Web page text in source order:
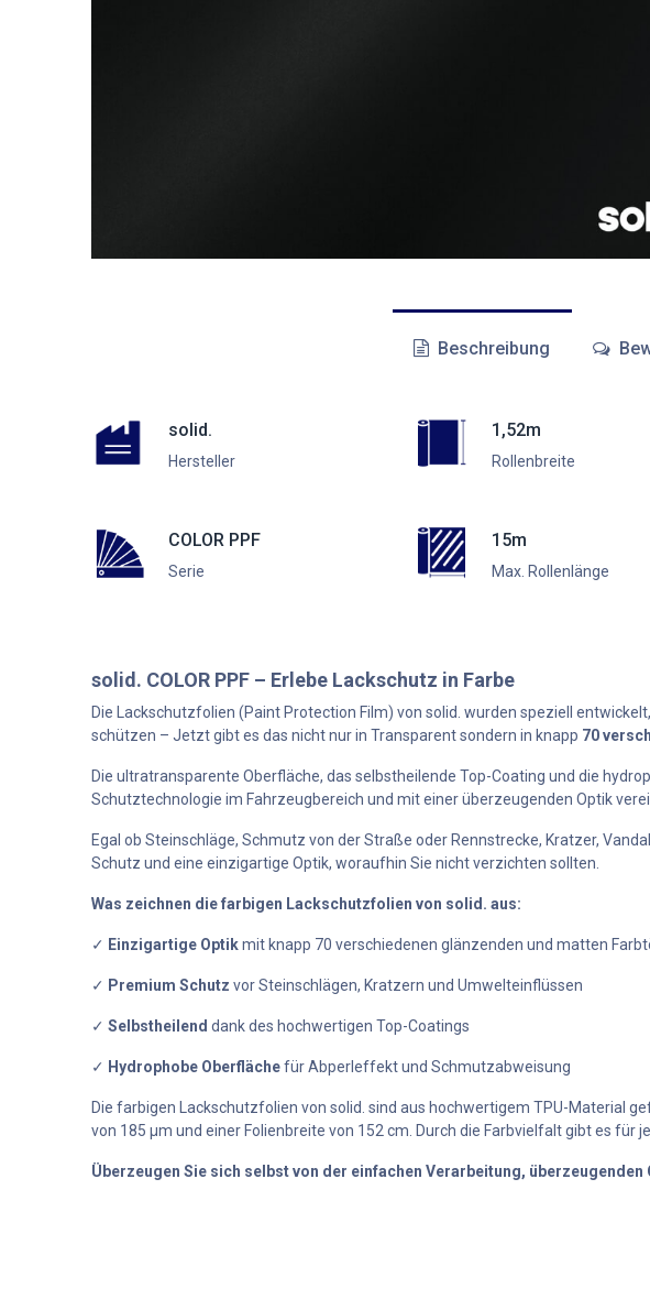
Beschreibung
solid.
Hersteller
COLOR PPF
Serie
1,52m
Rollenbreite
15m
Max. Rollenlänge
solid. COLOR PPF – Erlebe Lackschutz in Farbe
Die Lackschutzfolien (Paint Protection Film) von solid. wurden speziell
schützen – Jetzt gibt es das nicht nur in Transparent sondern in knapp 70
Die ultratransparente Oberfläche, das selbstheilende Top-Coating und die
Schutztechnologie im Fahrzeugbereich und mit einer überzeugenden Optik
Egal ob Steinschläge, Schmutz von der Straße oder Rennstrecke, Kratzer,
Schutz und eine einzigartige Optik, woraufhin Sie nicht verzichten sollten.
Was zeichnen die farbigen Lackschutzfolien von solid. aus:
✓ Einzigartige Optik​mit knapp 70 verschiedenen glänzenden und matten
✓ Premium Schutz vor Steinschlägen, Kratzern und Umwelteinflüssen
✓ Selbstheilend dank des hochwertigen Top-Coatings
✓ Hydrophobe Oberflächefür Abperleffekt und Schmutzabweisung
Die farbigen Lackschutzfolien von solid. sind aus hochwertigem TPU-Material
von 185 µm und einer Folienbreite von 152 cm. Durch die Farbvielfalt gibt es
Überzeugen Sie sich selbst von der einfachen Verarbeitung,